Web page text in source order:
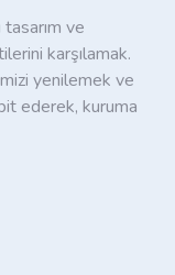
tasarım ve
karşılamak.
yenilemek ve
ederek, kuruma